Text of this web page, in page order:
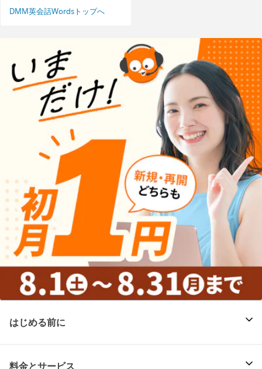
DMM英会話Wordsトップへ
はじめる前に
料金とサービス